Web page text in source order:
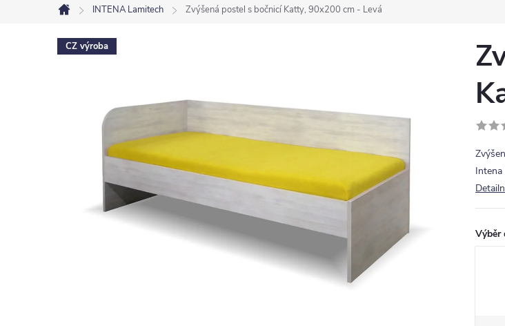
Domů
INTENA Lamitech Zvýšená postel s bočnicí Katty, 90x200 cm - Levá
CZ výroba
Výběr